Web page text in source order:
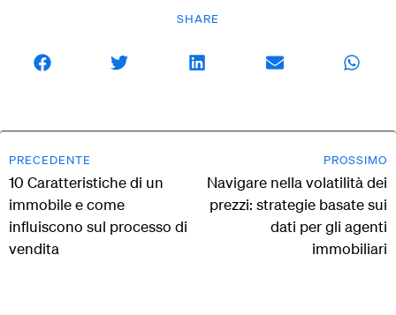
SHARE
PRECEDENTE
10 Caratteristiche di un
immobile e come
influiscono sul processo di
vendita
PROSSIMO
Navigare nella volatilità dei
prezzi: strategie basate sui
dati per gli agenti
immobiliari